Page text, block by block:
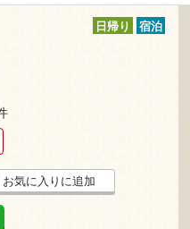
日帰り 宿泊
お気に入りに追加